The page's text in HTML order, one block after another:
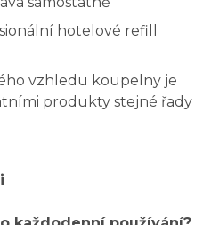
hotelové refill
vzhledu koupelny je
produkty stejné řady